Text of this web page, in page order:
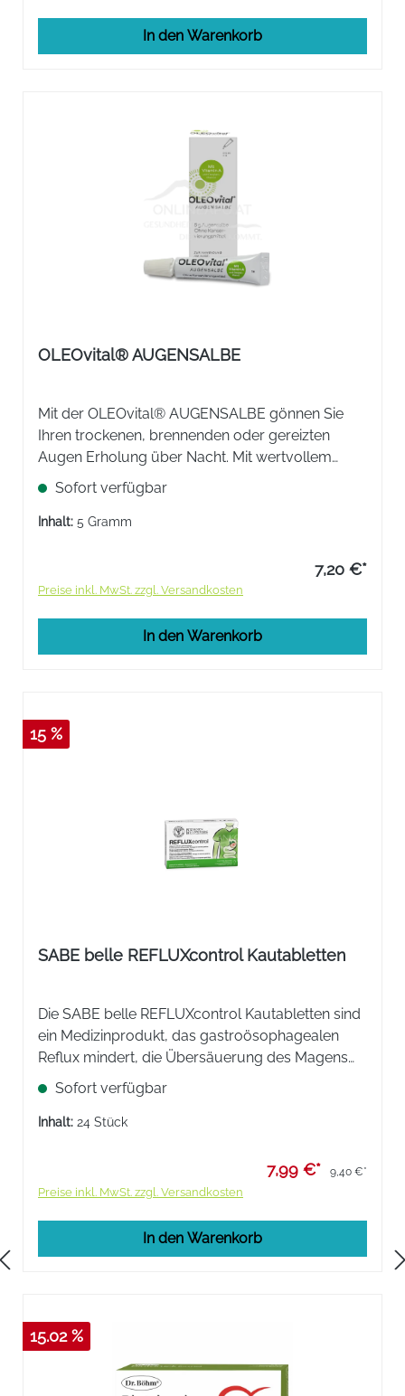
In den Warenkorb
OLEOvital® AUGENSALBE
Mit der OLEOvital® AUGENSALBE gönnen Sie
Ihren trockenen, brennenden oder gereizten
Augen Erholung über Nacht. Mit wertvollem
Vitamin A und Dexpanthenol, ohne
Konservierungsmittel.
Sofort verfügbar
Inhalt: 5 Gramm
7,20 €*
Preise inkl. MwSt. zzgl. Versandkosten
In den Warenkorb
15 %
SABE belle REFLUXcontrol Kautabletten
Die SABE belle REFLUXcontrol Kautabletten sind
ein Medizinprodukt, das gastroösophagealen
Reflux mindert, die Übersäuerung des Magens
lindert und die Magenschleimhaut schützt.
Sofort verfügbar
Inhalt: 24 Stück
7,99 €* 9,40 €*
Preise inkl. MwSt. zzgl. Versandkosten
In den Warenkorb
15.02 %